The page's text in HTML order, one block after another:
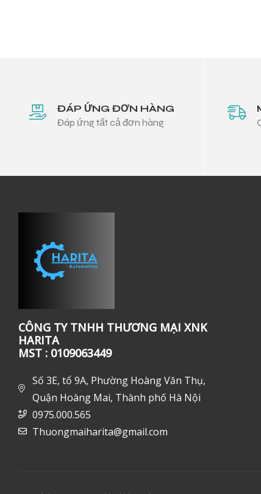
ĐÁP ỨNG ĐƠN HÀNG
Đáp ứng tất cả đơn hàng
CÔNG TY TNHH THƯƠNG MẠI XNK
HARITA
MST : 0109063449
Số 3E, tổ 9A, Phường Hoàng Văn Thụ,
Quận Hoàng Mai, Thành phố Hà Nội
0975.000.565
Thuongmaiharita@gmail.com